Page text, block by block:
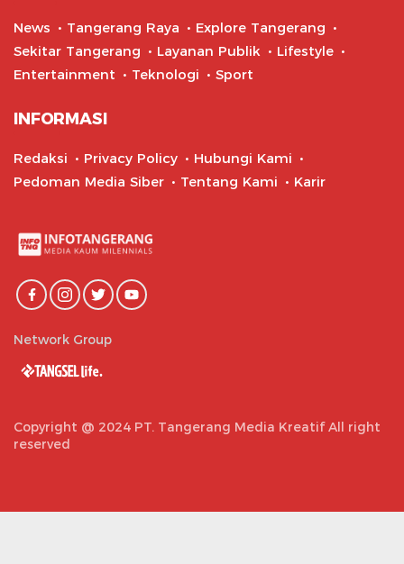
News Tangerang Raya
Explore Tangerang
Sekitar Tangerang
Layanan Publik
Lifestyle
Entertainment
Teknologi Sport
INFORMASI
Redaksi Privacy Policy
Hubungi Kami
Pedoman Media Siber
Tentang Kami Karir
Network Group
Copyright @ 2024 PT. Tangerang Media Kreatif All right
reserved